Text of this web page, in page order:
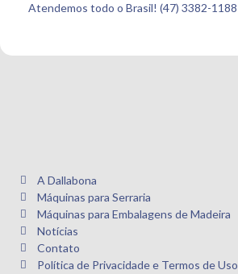
Atendemos todo o Brasil! (47) 3382-1188
A Dallabona
Máquinas para Serraria
Máquinas para Embalagens de Madeira
Notícias
Contato
Política de Privacidade e Termos de Uso